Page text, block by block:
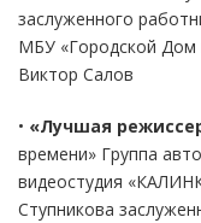
заслуженного
МБУ «Городской Дом
Виктор Салов
• «Лучшая
времени» Группа
видеостудия
Ступникова